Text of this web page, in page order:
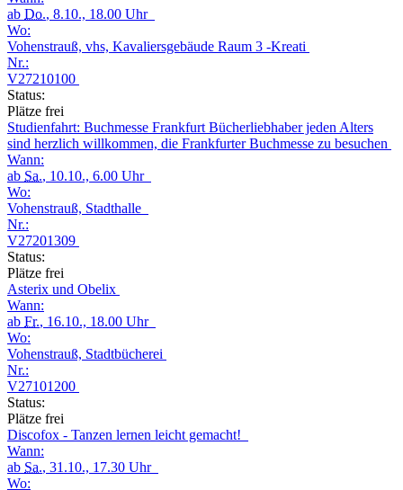
ab Do., 8.10., 18.00 Uhr
Wo:
Vohenstrauß, vhs, Kavaliersgebäude Raum 3 -Kreati
Nr.:
V27210100
Status:
Plätze frei
Studienfahrt: Buchmesse Frankfurt Bücherliebhaber jeden Alters
sind herzlich willkommen, die Frankfurter Buchmesse zu besuchen
Wann:
ab Sa., 10.10., 6.00 Uhr
Wo:
Vohenstrauß, Stadthalle
Nr.:
V27201309
Status:
Plätze frei
Asterix und Obelix
Wann:
ab Fr., 16.10., 18.00 Uhr
Wo:
Vohenstrauß, Stadtbücherei
Nr.:
V27101200
Status:
Plätze frei
Discofox - Tanzen lernen leicht gemacht!
Wann:
ab Sa., 31.10., 17.30 Uhr
Wo: